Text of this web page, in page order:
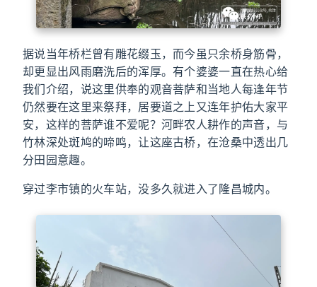
据说当年桥栏曾有雕花缀玉，而今虽只余桥身筋骨，
却更显出风雨磨洗后的浑厚。有个婆婆一直在热心给
我们介绍，说这里供奉的观音菩萨和当地人每逢年节
仍然要在这里来祭拜，居要道之上又连年护佑大家平
安，这样的菩萨谁不爱呢？河畔农人耕作的声音，与
竹林深处斑鸠的啼鸣，让这座古桥，在沧桑中透出几
分田园意趣。
穿过李市镇的火车站，没多久就进入了隆昌城内。